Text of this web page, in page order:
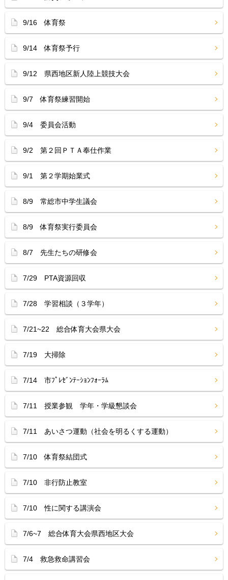
9/16 体育祭
9/14 体育祭予行
9/12 県西地区新人陸上競技大会
9/7 体育祭練習開始
9/4 委員会活動
9/2 第２回ＰＴＡ奉仕作業
9/1 第２学期始業式
8/9 常総市中学生議会
8/9 体育祭実行委員会
8/7 先生たちの研修会
7/29 PTA資源回収
7/28 学習相談（３学年）
7/21~22 総合体育大会県大会
7/19 大掃除
7/14 市ﾌﾟﾚｾﾞﾝﾃｰｼｮﾝﾌｫｰﾗﾑ
7/11 授業参観 学年・学級懇談会
7/11 あいさつ運動（社会を明るくする運動）
7/10 体育祭結団式
7/10 非行防止教室
7/10 性に関する講演会
7/6~7 総合体育大会県西地区大会
7/4 救急救命講習会